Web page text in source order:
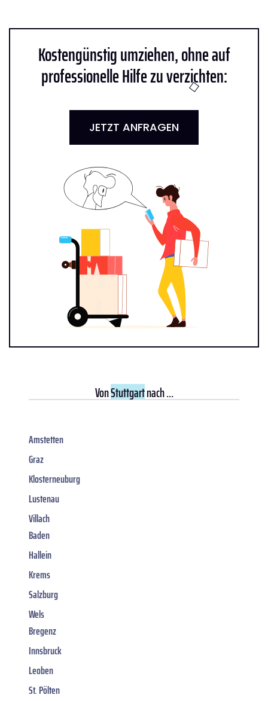
Kostengünstig umziehen, ohne auf
professionelle Hilfe zu verzichten:
JETZT ANFRAGEN
VonStuttgartnach ...
Amstetten
Graz
Klosterneuburg
Lustenau
Villach
Baden
Hallein
Krems
Salzburg
Wels
Bregenz
Innsbruck
Leoben
St. Pölten